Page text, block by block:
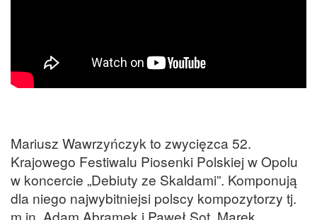
Mariusz Wawrzyńczyk to zwycięzca 52.
Krajowego Festiwalu Piosenki Polskiej w Opolu
w koncercie „Debiuty ze Skaldami”. Komponują
dla niego najwybitniejsi polscy kompozytorzy tj.
m.in. Adam Abramek i Paweł Sot, Marek